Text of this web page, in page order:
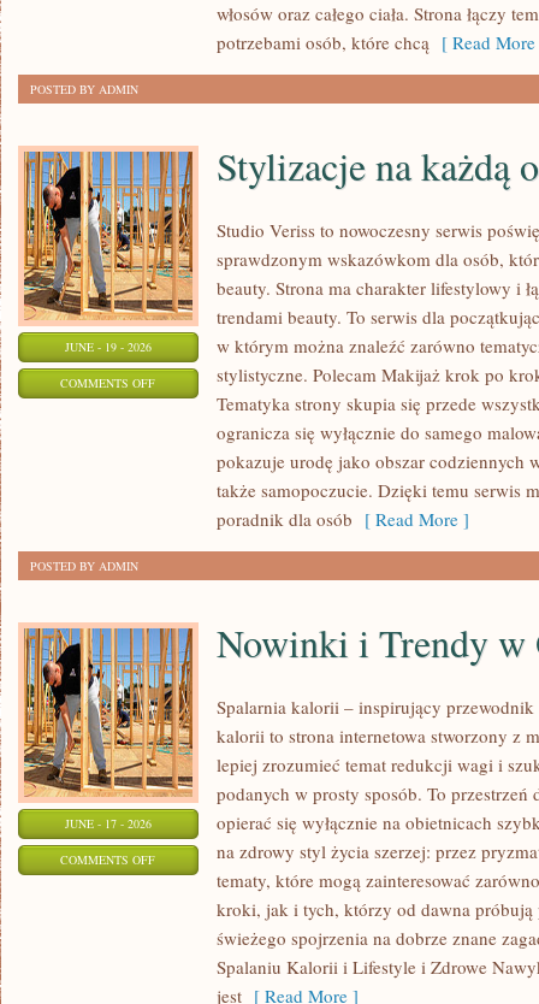
włosów oraz całego ciała. Strona łączy
potrzebami osób, które chcą [ Read
POSTED BY ADMIN
JUNE - 19 - 2026
COMMENTS OFFON
STYLIZACJE
Stylizacje na każdą
Studio Veriss to nowoczesny serwis
sprawdzonym wskazówkom dla osób,
beauty. Strona ma charakter lifestylowy i
trendami beauty. To serwis dla
w którym można znaleźć zarówno
stylistyczne. Polecam Makijaż krok po
Tematyka strony skupia się przede
ogranicza się wyłącznie do samego
pokazuje urodę jako obszar codziennych
także samopoczucie. Dzięki temu serwis
poradnik dla osób [ Read More ]
POSTED BY ADMIN
JUNE - 17 - 2026
COMMENTS OFFON
Nowinki i Trendy w
Spalarnia kalorii – inspirujący
kalorii to strona internetowa stworzony z
lepiej zrozumieć temat redukcji wagi i
podanych w prosty sposób. To
opierać się wyłącznie na obietnicach
na zdrowy styl życia szerzej: przez
tematy, które mogą zainteresować
kroki, jak i tych, którzy od dawna
świeżego spojrzenia na dobrze znane
Spalaniu Kalorii i Lifestyle i Zdrowe
jest [ Read More ]